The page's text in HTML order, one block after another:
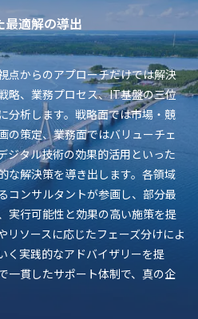
適解の導出
点からのアプローチだけでは解決
略、業務プロセス、IT基盤の三位
分析します。戦略面では市場・競
の策定、業務面ではバリューチェ
ジタル技術の効果的活用といった
な解決策を導き出します。各領域
コンサルタントが参画し、部分最
実行可能性と効果の高い施策を提
リソースに応じたフェーズ分けによ
く実践的なアドバイザリーを提
一貫したサポート体制で、真の企